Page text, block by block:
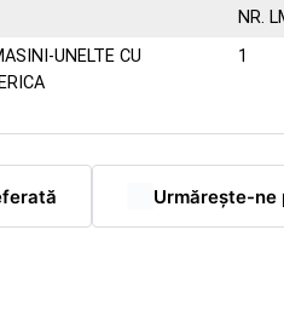
NR.
UNELTE CU
1
Urmărește-ne